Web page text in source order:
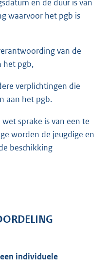
en de duur is van
waarvoor het pgb is
van de
het pgb,
verplichtingen die
aan het pgb.
sprake is van een te
worden de jeugdige en
beschikking
individuele